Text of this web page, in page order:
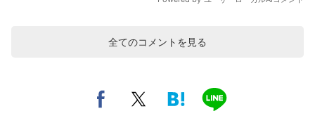
全てのコメントを見る